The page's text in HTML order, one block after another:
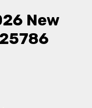
New